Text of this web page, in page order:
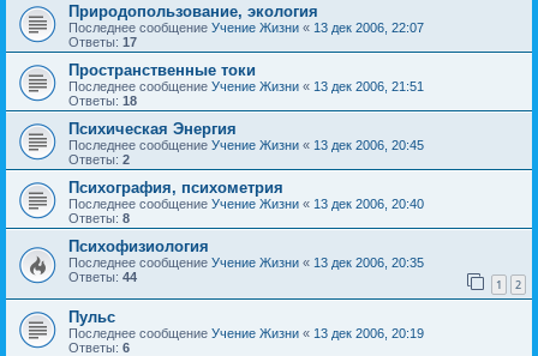
Природопользование, экология
Последнее сообщение Учение Жизни « 13 дек 2006, 22:07
Ответы: 17
Пространственные токи
Последнее сообщение Учение Жизни « 13 дек 2006, 21:51
Ответы: 18
Психическая Энергия
Последнее сообщение Учение Жизни « 13 дек 2006, 20:45
Ответы: 2
Психография, психометрия
Последнее сообщение Учение Жизни « 13 дек 2006, 20:40
Ответы: 8
Психофизиология
Последнее сообщение Учение Жизни « 13 дек 2006, 20:35
Ответы: 44 1 2
Пульс
Последнее сообщение Учение Жизни « 13 дек 2006, 20:19
Ответы: 6